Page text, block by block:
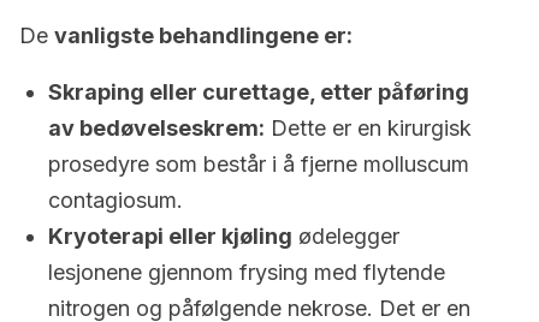
De vanligste behandlingene er:
Skraping eller curettage, etter påføring
av bedøvelseskrem: Dette er en kirurgisk
prosedyre som består i å fjerne molluscum
contagiosum.
Kryoterapi eller kjøling ødelegger
lesjonene gjennom frysing med flytende
nitrogen og påfølgende nekrose. Det er en